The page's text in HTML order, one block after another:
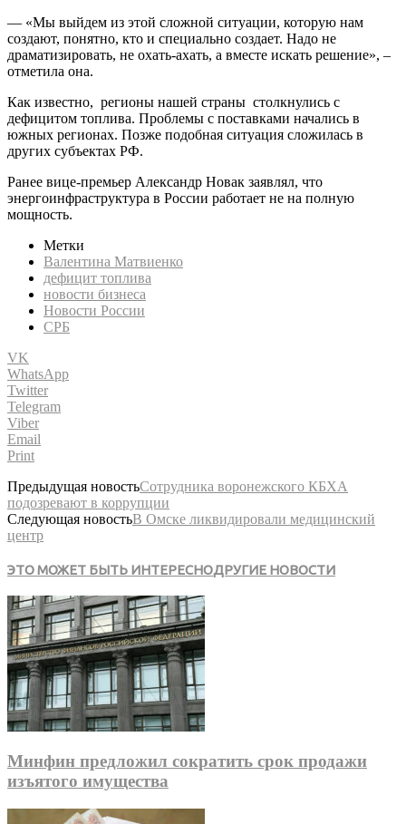
— «Мы выйдем из этой сложной ситуации, которую нам
создают, понятно, кто и специально создает. Надо не
драматизировать, не охать-ахать, а вместе искать решение», –
отметила она.
Как известно, регионы нашей страны столкнулись с
дефицитом топлива. Проблемы с поставками начались в
южных регионах. Позже подобная ситуация сложилась в
других субъектах РФ.
Ранее вице-премьер Александр Новак заявлял, что
энергоинфраструктура в России работает не на полную
мощность.
Метки
Валентина Матвиенко
дефицит топлива
новости бизнеса
Новости России
СРБ
VK
WhatsApp
Twitter
Telegram
Viber
Email
Print
Предыдущая новостьСотрудника воронежского КБХА
подозревают в коррупции
Следующая новостьВ Омске ликвидировали медицинский
центр
ЭТО МОЖЕТ БЫТЬ ИНТЕРЕСНОДРУГИЕ НОВОСТИ
Минфин предложил сократить срок продажи
изъятого имущества